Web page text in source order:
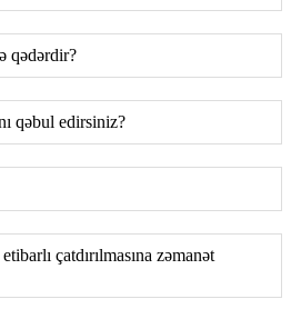
qədərdir?
qəbul edirsiniz?
çatdırılmasına zəmanət